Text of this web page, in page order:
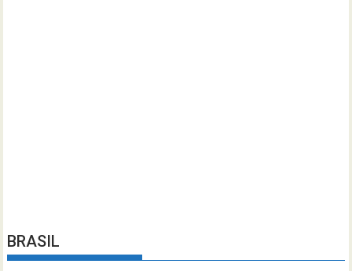
BRASIL